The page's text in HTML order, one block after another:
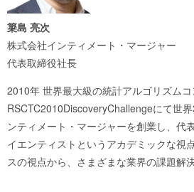
簗島 亮次
株式会社インティメート・マージャー
代表取締役社長
2010年 世界最大級の統計アルゴリズムコ
RSCTC2010DiscoveryChallengeにて世
ンティメート・マージャーを創業し、代
イエンティストというアカデミックな視
スの視点から、さまざまな業界の課題解